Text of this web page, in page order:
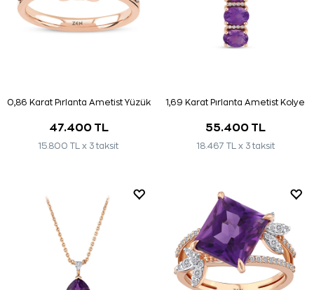
0,86 Karat Pırlanta Ametist Yüzük
47.400 TL
15.800 TL x 3 taksit
1,69 Karat Pırlanta Ametist Kolye
55.400 TL
18.467 TL x 3 taksit